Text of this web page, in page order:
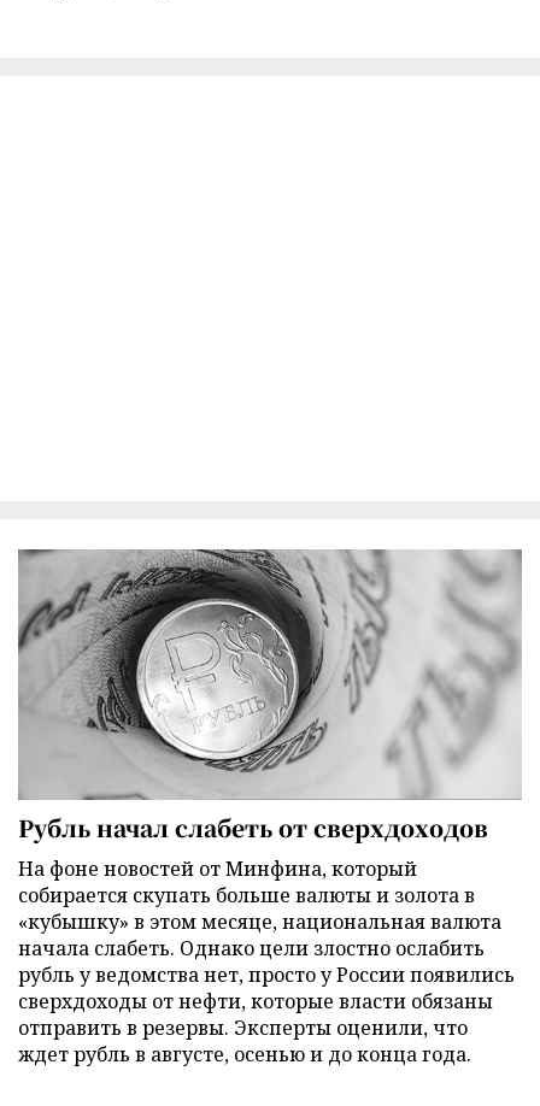
Рубль начал слабеть от сверхдоходов
На фоне новостей от Минфина, который
собирается скупать больше валюты и золота в
«кубышку» в этом месяце, национальная валюта
начала слабеть. Однако цели злостно ослабить
рубль у ведомства нет, просто у России появились
сверхдоходы от нефти, которые власти обязаны
отправить в резервы. Эксперты оценили, что
ждет рубль в августе, осенью и до конца года.